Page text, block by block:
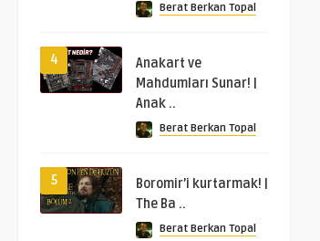
Berat Berkan Topal
4
Anakart ve
Mahdumları Sunar! |
Anak ..
Berat Berkan Topal
5
Boromir’i kurtarmak! |
The Ba ..
Berat Berkan Topal